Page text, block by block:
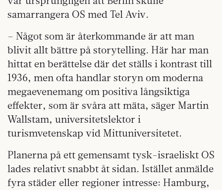
samarrangera OS med Tel Aviv.
– Något som är återkommande är att man
blivit allt bättre på storytelling. Här har man
hittat en berättelse där det ställs i kontrast till
1936, men ofta handlar storyn om moderna
megaevenemang om positiva långsiktiga
effekter, som är svåra att mäta, säger Martin
Wallstam, universitetslektor i
turismvetenskap vid Mittuniversitetet.
Planerna på ett gemensamt tysk-israeliskt OS
lades relativt snabbt åt sidan. Istället anmälde
fyra städer eller regioner intresse: Hamburg,